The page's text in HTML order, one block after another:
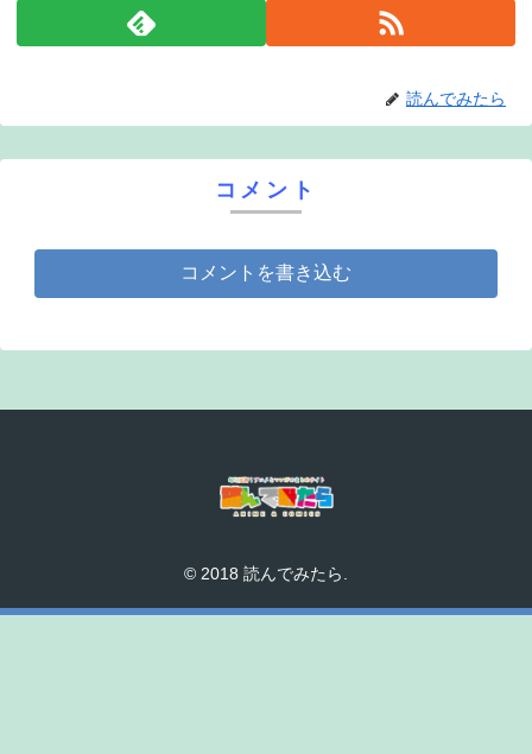
読んでみたら
コメント
コメントを書き込む
© 2018 読んでみたら.